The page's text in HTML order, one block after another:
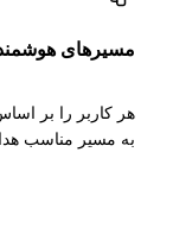
مسیرهای
هر کاربر را بر
به مسیر مناسب